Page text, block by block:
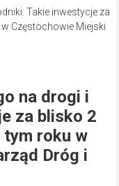
na drogi i
za blisko 2
tym roku w
Dróg i